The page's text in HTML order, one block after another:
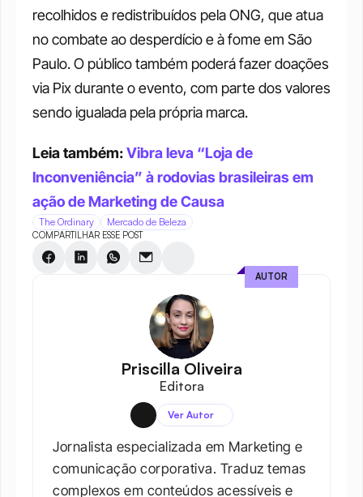
recolhidos e redistribuídos pela ONG, que atua
no combate ao desperdício e à fome em São
Paulo. O público também poderá fazer doações
via Pix durante o evento, com parte dos valores
sendo igualada pela própria marca.
Leia também: Vibra leva “Loja de
Inconveniência” à rodovias brasileiras em
ação de Marketing de Causa
The Ordinary Mercado de Beleza
COMPARTILHAR ESSE POST
Priscilla Oliveira
Editora
Ver Autor
Jornalista especializada em Marketing e
comunicação corporativa. Traduz temas
complexos em conteúdos acessíveis e
AUTOR